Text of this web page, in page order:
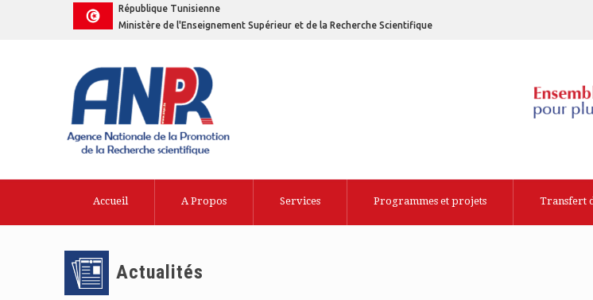
République Tunisienne
Ministère de l'Enseignement Supérieur et de la Recherche Scientifique
Accueil A Propos Services Programmes et projets Transfert
Actualités